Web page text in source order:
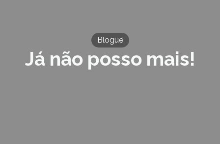
Blogue
Já não posso mais!